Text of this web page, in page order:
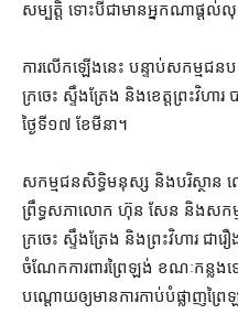
សម្បត្តិ ទោះបី​ជា​មាន​អ្នកណា​ផ្
ការ​លើកឡើង​នេះ បន្ទាប់​សកម្ម
ក្រចេះ ស្ទឹងត្រែង និង​ខេត្ត​ព្រះវិ
ថ្ងៃទី​១៧ ខែ​មីនា។
សកម្មជន​សិទ្ធិមនុស្ស និង​បរិស្ថាន
ព្រឹទ្ធសភា​លោក ហ៊ុន សែន និង​សកម្
ក្រចេះ ស្ទឹងត្រែង និង​ព្រះវិហារ ជា​
ចំណែក​ការពារ​ព្រៃ​ឡង់ ខណៈ​កន្លងទៅ
បណ្ដោយ​ឲ្យ​មាន​ការ​កាប់​បំផ្លាញ​ព្រៃឡ